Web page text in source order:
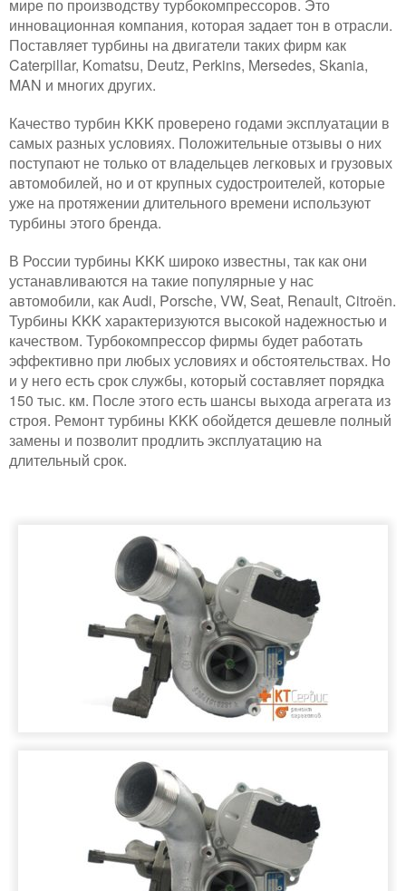
мире по производству турбокомпрессоров. Это
инновационная компания, которая задает тон в отрасли.
Поставляет турбины на двигатели таких фирм как
Caterpillar, Komatsu, Deutz, Perkins, Mersedes, Skania,
MAN и многих других.
Качество турбин KKK проверено годами эксплуатации в
самых разных условиях. Положительные отзывы о них
поступают не только от владельцев легковых и грузовых
автомобилей, но и от крупных судостроителей, которые
уже на протяжении длительного времени используют
турбины этого бренда.
В России турбины KKK широко известны, так как они
устанавливаются на такие популярные у нас
автомобили, как Audi, Porsche, VW, Seat, Renault, Citroёn.
Турбины KKK характеризуются высокой надежностью и
качеством. Турбокомпрессор фирмы будет работать
эффективно при любых условиях и обстоятельствах. Но
и у него есть срок службы, который составляет порядка
150 тыс. км. После этого есть шансы выхода агрегата из
строя. Ремонт турбины KKK обойдется дешевле полный
замены и позволит продлить эксплуатацию на
длительный срок.